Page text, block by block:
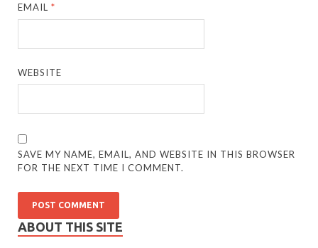
EMAIL*
WEBSITE
SAVE MY NAME, EMAIL, AND WEBSITE IN THIS BROWSER
FOR THE NEXT TIME I COMMENT.
ABOUT THIS SITE